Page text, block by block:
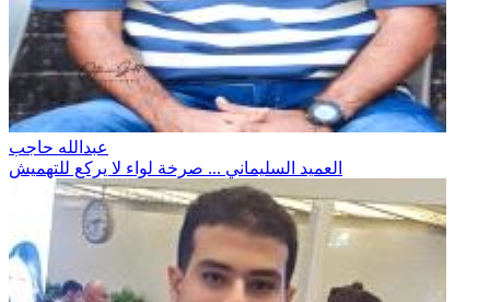
عبدالله حاجب
العميد السليماني ... صرخة لواء لا يركع للتهميش